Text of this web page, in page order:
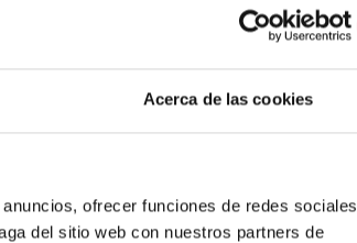
Acerca de las cookies
ofrecer funciones de redes sociales
del sitio web con nuestros partners de
para
los